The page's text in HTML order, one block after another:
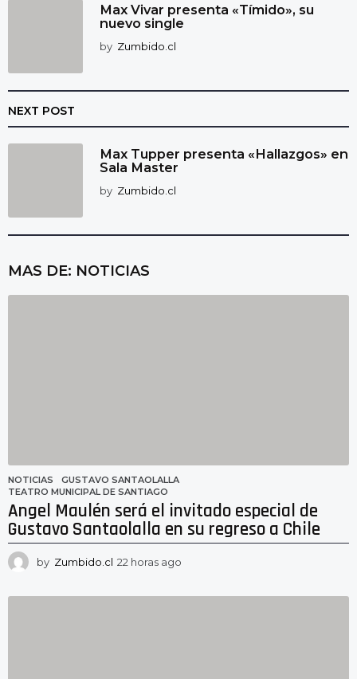
Max Vivar presenta «Tímido», su
nuevo single
by Zumbido.cl
NEXT POST
Max Tupper presenta «Hallazgos» en
Sala Master
by Zumbido.cl
MAS DE: NOTICIAS
NOTICIAS GUSTAVO SANTAOLALLA
TEATRO MUNICIPAL DE SANTIAGO
Angel Maulén será el invitado especial de
Gustavo Santaolalla en su regreso a Chile
by Zumbido.cl 22 horas ago